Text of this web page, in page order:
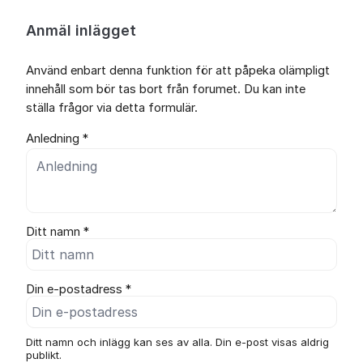
Anmäl inlägget
Använd enbart denna funktion för att påpeka olämpligt
innehåll som bör tas bort från forumet. Du kan inte
ställa frågor via detta formulär.
Anledning *
Ditt namn *
Din e-postadress *
Ditt namn och inlägg kan ses av alla. Din e-post visas aldrig
publikt.